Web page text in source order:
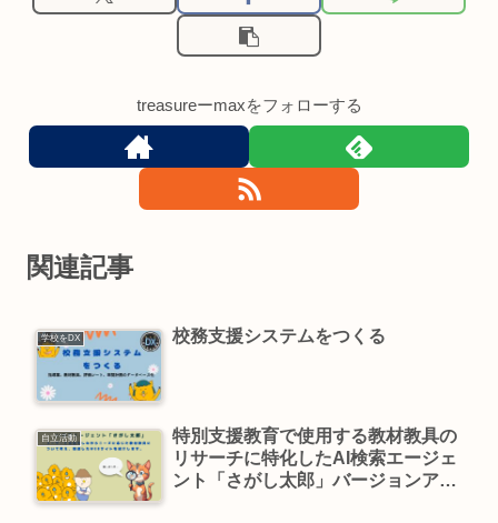
treasureーmaxをフォローする
関連記事
学校をDX 校務支援システムをつくる
自立活動
特別支援教育で使用する教材教具の
リサーチに特化したAI検索エージェ
ント「さがし太郎」バージョンアッ